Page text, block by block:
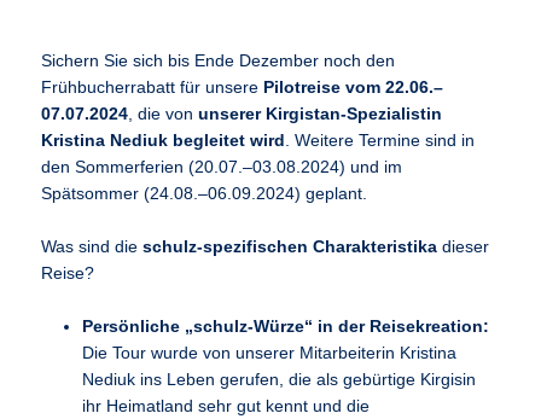
Sichern Sie sich bis Ende Dezember noch den
Frühbucherrabatt für unsere Pilotreise vom 22.06.–
07.07.2024 , die vonunserer Kirgistan-Spezialistin
Kristina Nediuk begleitet wird . Weitere Termine sind in
den Sommerferien (20.07.–03.08.2024) und im
Spätsommer (24.08.–06.09.2024) geplant.
Was sind dieschulz-spezifischen Charakteristika dieser
Reise?
Persönliche „schulz-Würze“ in der Reisekreation:
Die Tour wurde von unserer Mitarbeiterin Kristina
Nediuk ins Leben gerufen, die als gebürtige Kirgisin
ihr Heimatland sehr gut kennt und die